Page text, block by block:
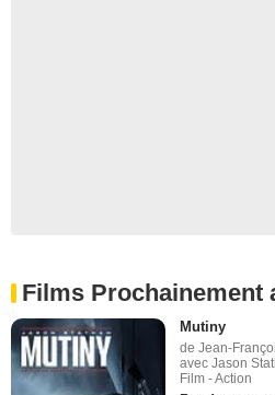
Films Prochainement
Mutiny
de Jean-
avec Jason
Film - Action